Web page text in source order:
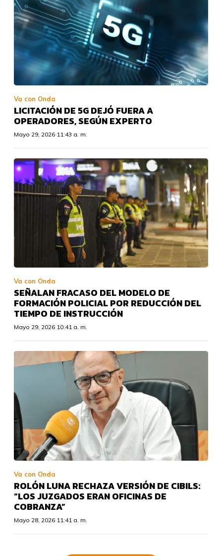
Va con Onda
LICITACIÓN DE 5G DEJÓ FUERA A
OPERADORES, SEGÚN EXPERTO
Mayo 29, 2026 11:43 a. m.
Va con Onda
SEÑALAN FRACASO DEL MODELO DE
FORMACIÓN POLICIAL POR REDUCCIÓN DEL
TIEMPO DE INSTRUCCIÓN
Mayo 29, 2026 10:41 a. m.
Va con Onda
ROLÓN LUNA RECHAZA VERSIÓN DE CIBILS:
“LOS JUZGADOS ERAN OFICINAS DE
COBRANZA”
Mayo 28, 2026 11:41 a. m.